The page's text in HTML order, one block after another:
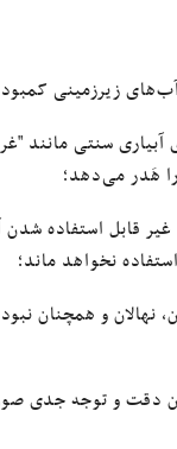
زیرزمینی
روش‌های آبیاری سنتی
قابل استفاده
نخواهد ماند؛
و همچنان
دقت و توجه جدی